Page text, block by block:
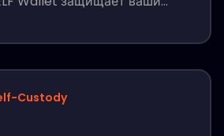
Custody